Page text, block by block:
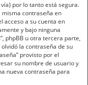
por lo tanto está segura.
contraseña en
acceso a su cuenta en
y bajo ninguna
phpBB u otra tercera parte,
la contraseña de su
provisto por el
su nombre de usuario y
nueva contraseña para